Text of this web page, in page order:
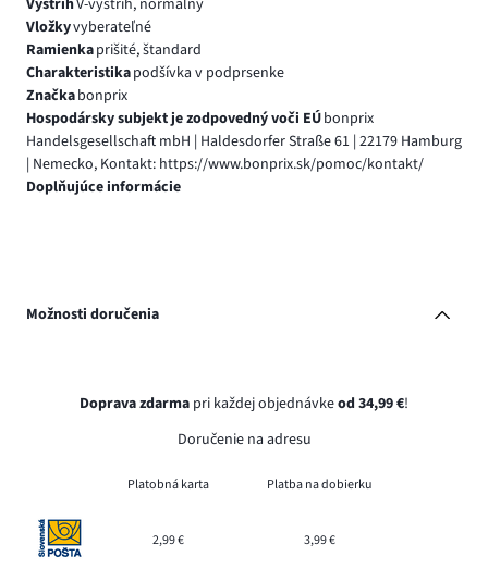
Vložkyvyberateľné
Ramienkaprišité, štandard
Charakteristikapodšívka v podprsenke
Značkabonprix
Hospodársky subjekt je zodpovedný voči EÚbonprix
Handelsgesellschaft mbH | Haldesdorfer Straße 61 | 22179 Hamburg
| Nemecko, Kontakt: https://www.bonprix.sk/pomoc/kontakt/
Doplňujúce informácie
Možnosti doručenia
Doprava zdarma pri každej objednávkeod 34,99 €!
Doručenie na adresu
Platobná karta Platba na dobierku
2,99 € 3,99 €